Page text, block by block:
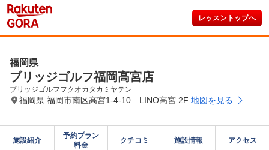
レッスントップへ
福岡県
ブリッジゴルフ福岡高宮店
ブリッジゴルフフクオカタカミヤテン
福岡県 福岡市南区高宮1-4-10 LINO高宮 2F 地図を見る
施設紹介
予約プラン
料金
クチコミ 施設情報 アクセス